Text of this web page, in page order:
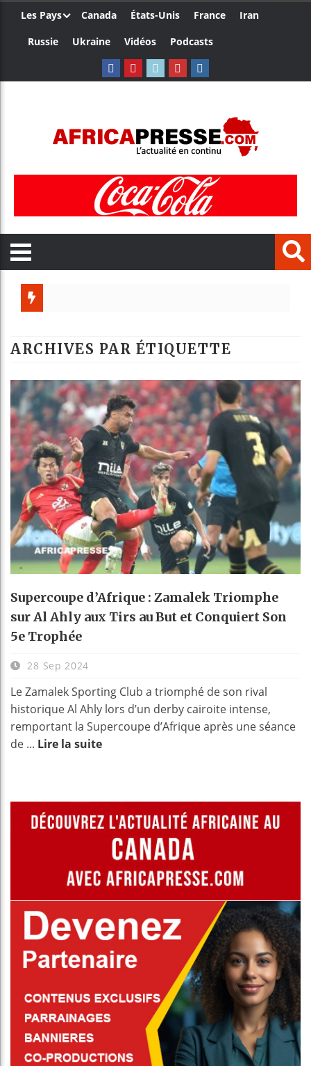
Les Pays Canada États-Unis France
Iran
Russie
Ukraine Vidéos Podcasts
ARCHIVES PAR ÉTIQUETTE
Supercoupe d’Afrique : Zamalek Triomphe
sur Al Ahly aux Tirs au But et Conquiert Son
5e Trophée
28 Sep 2024
Le Zamalek Sporting Club a triomphé de son rival
historique Al Ahly lors d’un derby cairoite intense,
remportant la Supercoupe d’Afrique après une séance
de ... Lire la suite